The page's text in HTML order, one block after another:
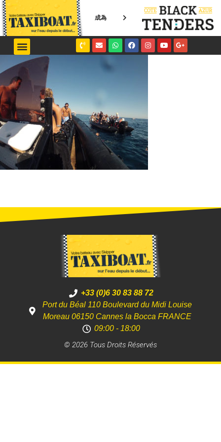
成為
+33 (0)6 30 83 88 72
Port du Béal 110 Boulevard du Midi Louise
Moreau 06150 Cannes la Bocca FRANCE
09:00 - 18:00
© 2026 Tous Droits Réservés